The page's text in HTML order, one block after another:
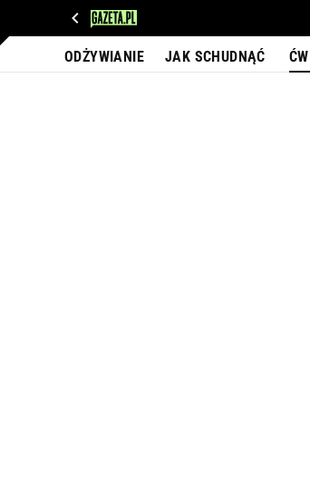
ODŻYWIANIE JAK SCHUDNĄĆ